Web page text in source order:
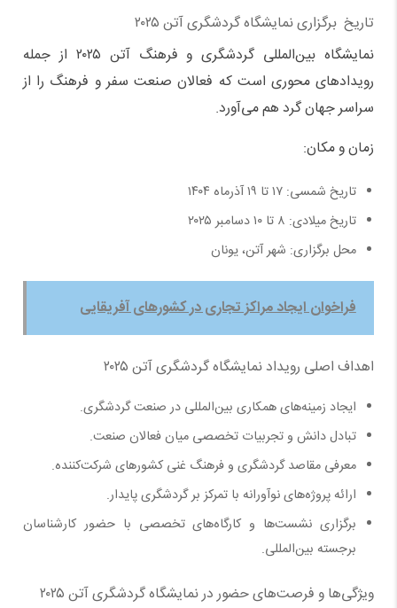
تاریخ برگزاری نمایشگاه گردشگری آتن ۲۰۲۵
نمایشگاه بین‌المللی گردشگری و فرهنگ آتن ۲۰۲۵ از جمله
رویدادهای محوری است که فعالان صنعت سفر و فرهنگ را از
سراسر جهان گرد هم می‌آورد.
زمان و مکان:
تاریخ شمسی: ۱۷ تا ۱۹ آذرماه ۱۴۰۴
تاریخ میلادی: ۸ تا ۱۰ دسامبر ۲۰۲۵
محل برگزاری: شهر آتن، یونان
فراخوان ایجاد مراکز تجاری در کشورهای آفریقایی
اهداف اصلی رویداد نمایشگاه گردشگری آتن ۲۰۲۵
ایجاد زمینه‌های همکاری بین‌المللی در صنعت گردشگری.
تبادل دانش و تجربیات تخصصی میان فعالان صنعت.
معرفی مقاصد گردشگری و فرهنگ غنی کشورهای شرکت‌کننده.
ارائه پروژه‌های نوآورانه با تمرکز بر گردشگری پایدار.
برگزاری نشست‌ها و کارگاه‌های تخصصی با حضور کارشناسان
برجسته بین‌المللی.
ویژگی‌ها و فرصت‌های حضور در نمایشگاه گردشگری آتن ۲۰۲۵